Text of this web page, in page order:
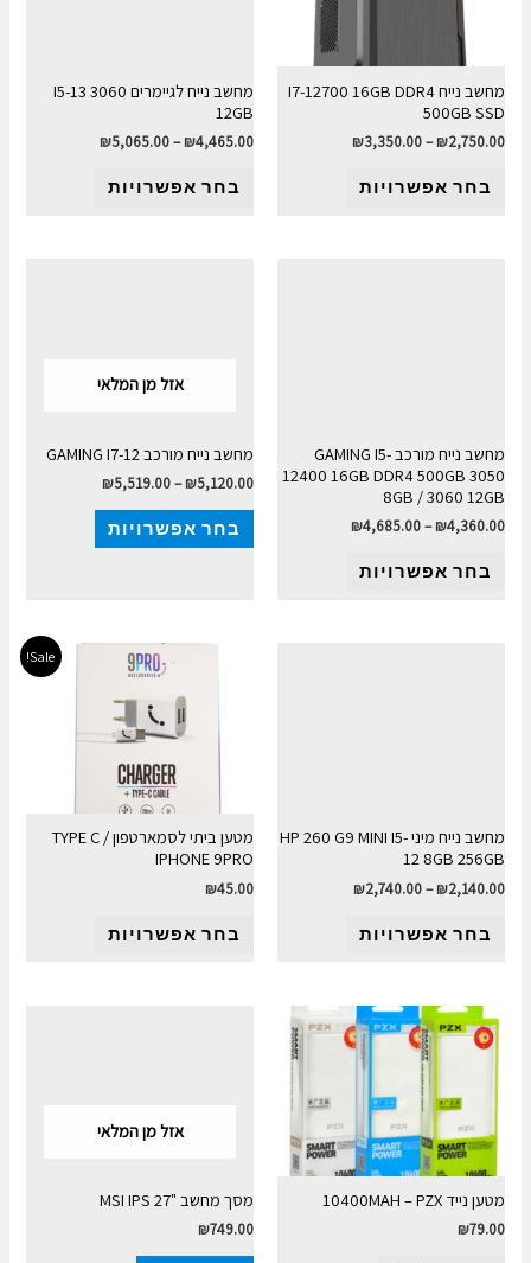
מחשב נייח I7-12700 16GB DDR4
500GB SSD
₪2,750.00
–
₪3,350.00
בחר אפשרויות
מחשב נייח לגיימרים I5-13 3060
12GB
₪4,465.00
–
₪5,065.00
בחר אפשרויות
מחשב נייח מורכב GAMING I5-
12400 16GB DDR4 500GB 3050
8GB / 3060 12GB
₪4,360.00
–
₪4,685.00
בחר אפשרויות
אזל מן המלאי
מחשב נייח מורכב GAMING I7-12
₪5,120.00
–
₪5,519.00
בחר אפשרויות
מחשב נייח מיני HP 260 G9 MINI I5-
12 8GB 256GB
₪2,140.00
–
₪2,740.00
בחר אפשרויות
Sale!
מטען ביתי לסמארטפון TYPE C /
IPHONE 9PRO
₪45.00
בחר אפשרויות
מטען נייד 10400MAH – PZX
₪79.00
אזל מן המלאי
מסך מחשב "MSI IPS 27
₪749.00